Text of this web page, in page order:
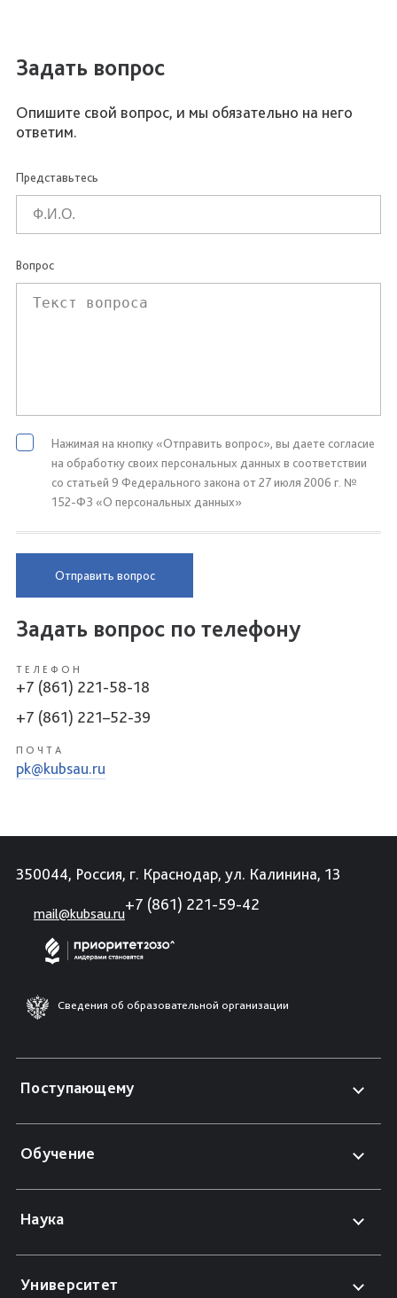
Задать вопрос
Опишите свой вопрос, и мы обязательно на него
ответим.
Представьтесь
Вопрос
Нажимая на кнопку «Отправить вопрос», вы даете согласие
на обработку своих персональных данных в соответствии
со статьей 9 Федерального закона от 27 июля 2006 г. №
152-ФЗ «О персональных данных»
Отправить вопрос
Задать вопрос по телефону
ТЕЛЕФОН
+7 (861) 221-58-18
+7 (861) 221–52-39
ПОЧТА
pk@kubsau.ru
350044, Россия, г. Краснодар, ул. Калинина, 13
mail@kubsau.ru
+7 (861) 221-59-42
Сведения об образовательной организации
Поступающему
Обучение
Наука
Университет